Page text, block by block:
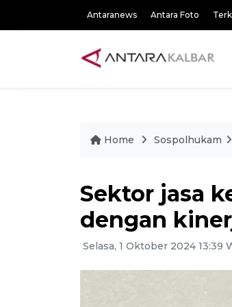
Antaranews Antara Foto
Home Sospolhukam
Sektor jasa
dengan
Selasa, 1 Oktober 2024 13:39